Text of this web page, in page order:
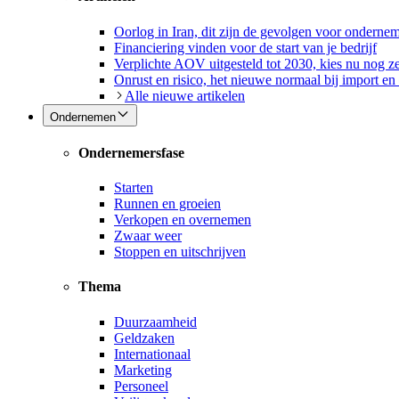
Oorlog in Iran, dit zijn de gevolgen voor
Financiering vinden voor de start van je bedrijf
Verplichte AOV uitgesteld tot 2030, kies nu nog
Onrust en risico, het nieuwe normaal bij import en
Alle nieuwe artikelen
Ondernemen
Ondernemersfase
Starten
Runnen en groeien
Verkopen en overnemen
Zwaar weer
Stoppen en uitschrijven
Thema
Duurzaamheid
Geldzaken
Internationaal
Marketing
Personeel